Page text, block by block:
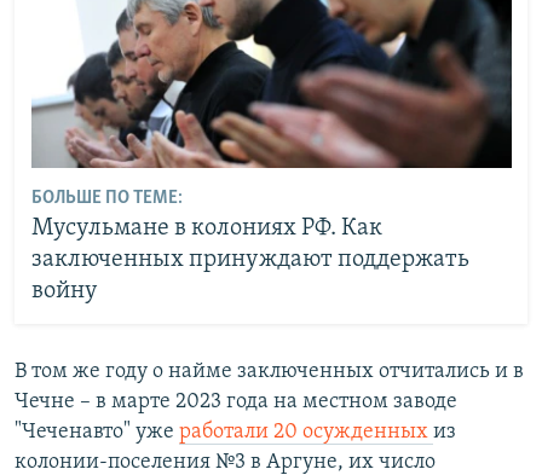
БОЛЬШЕ ПО ТЕМЕ:
Мусульмане в колониях РФ. Как
заключенных принуждают поддержать
войну
В том же году о найме заключенных отчитались и в
Чечне – в марте 2023 года на местном заводе
"Чеченавто" уже работали 20 осужденных из
колонии-поселения №3 в Аргуне, их число